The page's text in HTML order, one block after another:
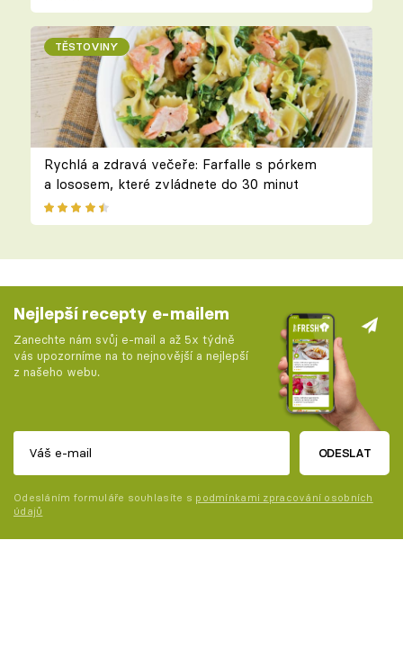
TĚSTOVINY
Rychlá a zdravá večeře: Farfalle s pórkem
a lososem, které zvládnete do 30 minut
Nejlepší recepty e-mailem
Zanechte nám svůj e-mail a až 5x týdně
vás upozorníme na to nejnovější a nejlepší
z našeho webu.
ODESLAT
Odesláním formuláře souhlasíte s podmínkami zpracování osobních
údajů